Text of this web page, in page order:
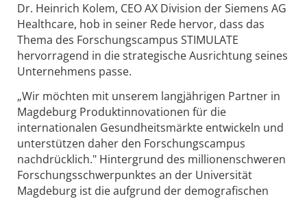
Dr. Heinrich Kolem, CEO AX Division der Siemens AG
Healthcare, hob in seiner Rede hervor, dass das
Thema des Forschungscampus STIMULATE
hervorragend in die strategische Ausrichtung seines
Unternehmens passe.
„Wir möchten mit unserem langjährigen Partner in
Magdeburg Produktinnovationen für die
internationalen Gesundheitsmärkte entwickeln und
unterstützen daher den Forschungscampus
nachdrücklich." Hintergrund des millionenschweren
Forschungsschwerpunktes an der Universität
Magdeburg ist die aufgrund der demografischen